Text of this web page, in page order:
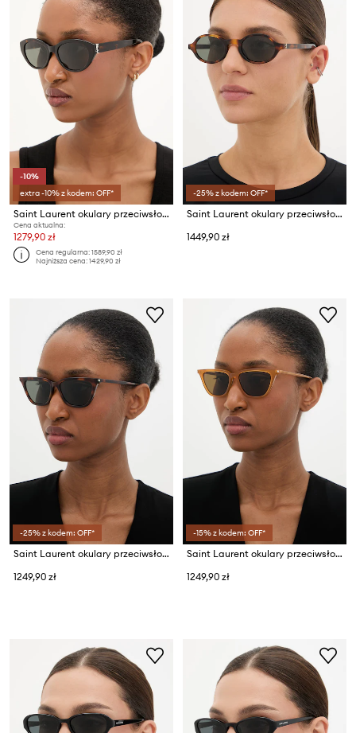
-10%
extra -10% z kodem: OFF*
Saint Laurent okulary przeciwsłoneczne
Cena aktualna:
1279,90 zł
Cena regularna:1589,90 zł
Najniższa cena:1429,90 zł
-25% z kodem: OFF*
Saint Laurent okulary przeciwsłoneczne damskie
1449,90 zł
-25% z kodem: OFF*
Saint Laurent okulary przeciwsłoneczne wayfarer damskie
1249,90 zł
-15% z kodem: OFF*
Saint Laurent okulary przeciwsłoneczne wayfarer damskie
1249,90 zł